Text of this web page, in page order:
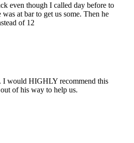
even though I called day before to
at bar to get us some. Then he
of 12
I would HIGHLY recommend this
of his way to help us.